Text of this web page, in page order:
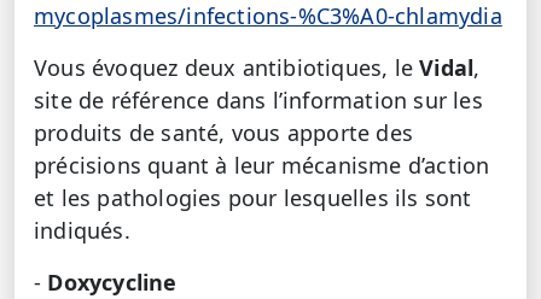
mycoplasmes/infections-%C3%A0-chlamydia
Vous évoquez deux antibiotiques, leVidal,
site de référence dans l’information sur les
produits de santé, vous apporte des
précisions quant à leur mécanisme d’action
et les pathologies pour lesquelles ils sont
indiqués.
- Doxycycline